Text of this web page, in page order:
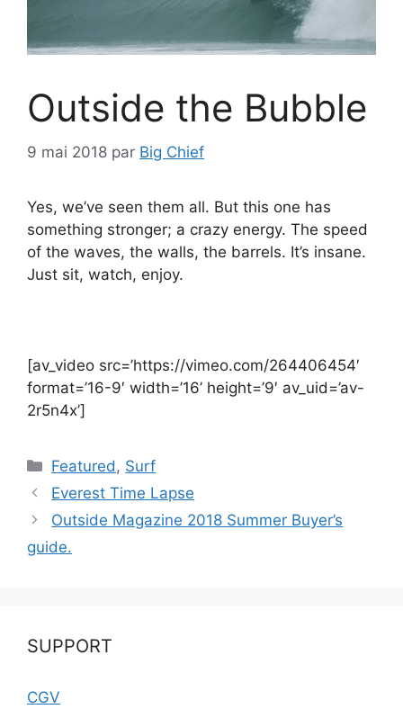
Outside the Bubble
9 mai 2018 par Big Chief
Yes, we’ve seen them all. But this one has
something stronger; a crazy energy. The speed
of the waves, the walls, the barrels. It’s insane.
Just sit, watch, enjoy.
[av_video src=’https://vimeo.com/264406454′
format=’16-9′ width=’16’ height=’9′ av_uid=’av-
2r5n4x’]
Catégories
Featured , Surf
Everest Time Lapse
Outside Magazine 2018 Summer Buyer’s
guide.
SUPPORT
CGV